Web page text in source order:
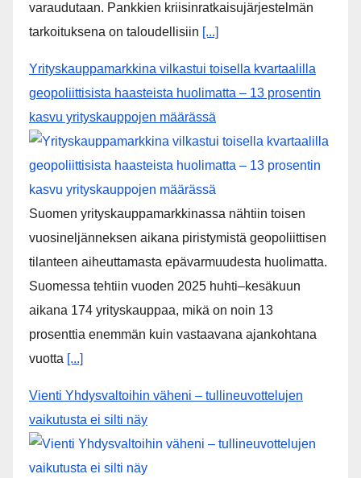
Rahoitusvakausviraston arvio: Julkisen talouden
kapea liikkumavara korostaa pankkien
kriisivalmiuksien merkitystä
Rahoitusvakausvirasto (RVV) on julkaissut päivitetyn
arvion suomalaispankkien valmiudesta
kriisinratkaisuun, jolla ehkäistään pankkien
kaatumisen laajamittaisia vaikutuksia. Raportissa
RVV avaa pankkien kriisinratkaisujärjestelmän
toimintaa ja miten pankkien kriisitilanteisiin
tarkoituksena on taloudellisiin[...]
Yrityskauppamarkkina vilkastui toisella kvartaalilla
geopoliittisista haasteista huolimatta – 13 prosentin